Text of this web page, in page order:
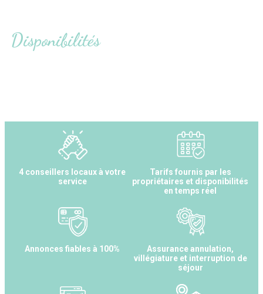
Disponibilités
4 conseillers locaux à votre
service
Tarifs fournis par les
propriétaires et disponibilités
en temps réel
Annonces fiables à 100%
Assurance annulation,
villégiature et interruption de
séjour